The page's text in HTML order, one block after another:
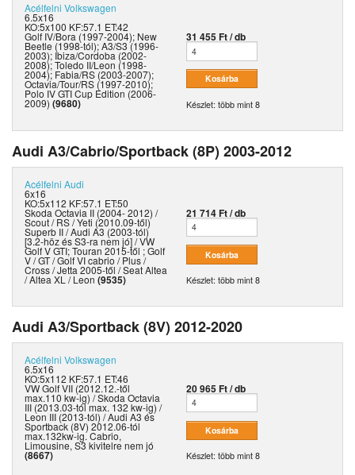
Acélfelni Volkswagen
6.5x16
KO:5x100 KF:57.1 ET:42
Golf IV/Bora (1997-2004); New
Beetle (1998-tól); A3/S3 (1996-
2003); Ibiza/Cordoba (2002-
2008); Toledo II/Leon (1998-
2004); Fabia/RS (2003-2007);
Octavia/Tour/RS (1997-2010);
Polo IV GTI Cup Edition (2006-
2009) (9680)
31 455 Ft / db
Készlet: több mint 8
Audi A3/Cabrio/Sportback (8P) 2003-2012
Acélfelni Audi
6x16
KO:5x112 KF:57.1 ET:50
Skoda Octavia II (2004- 2012) /
Scout / RS / Yeti (2010.09-től)
Superb II / Audi A3 (2003-tól)
[3.2-höz és S3-ra nem jó] / VW
Golf V GTI; Touran 2015-től ; Golf
V / GT / Golf VI cabrio / Plus /
Cross / Jetta 2005-től / Seat Altea
/ Altea XL / Leon (9535)
21 714 Ft / db
Készlet: több mint 8
Audi A3/Sportback (8V) 2012-2020
Acélfelni Volkswagen
6.5x16
KO:5x112 KF:57.1 ET:46
VW Golf VII (2012.12.-től
max.110 kw-ig) / Skoda Octavia
III (2013.03-tól max. 132 kw-ig) /
Leon III (2013-tól) / Audi A3 és
Sportback (8V) 2012.06-tól
max.132kw-ig. Cabrio,
Limousine, S3 kivitelre nem jó
(8667)
20 965 Ft / db
Készlet: több mint 8